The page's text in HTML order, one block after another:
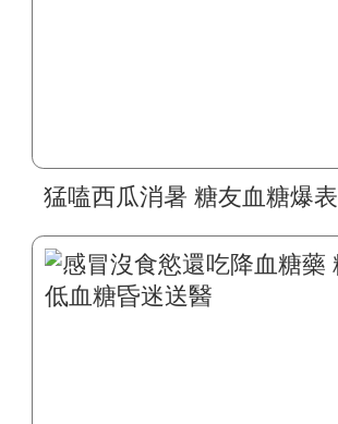
猛嗑西瓜消暑 糖友血糖爆表